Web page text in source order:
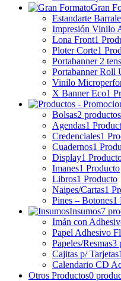
Gran
Estandarte
Impresión Vinilo
Lona Front1
Ploter Corte1
Portabanner 2
Portabanner Roll
Vinilo
X Banner Eco1
Bolsas2 productos
Agendas1
Credenciales1
Cuadernos1
Display1
Imanes1 Producto
Libros1 Producto
Naipes/Cartas1
Pines – Botones1
Insumos7
Imán con
Papel Adhesivo
Papeles/Resmas3
Cajitas p/ Tarjetas
Calendario CD
Otros Productos0